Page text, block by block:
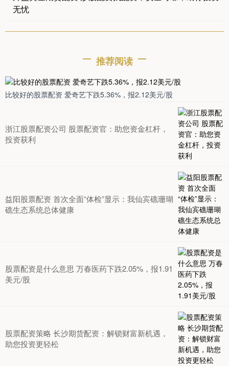
无忧
推荐阅读
比较好的股票配资 爱奇艺下跌5.36%，报2.12美元/股
浙江股票配资公司 股票配资官：助您资金杠杆，
投资获利
益阳股票配资 首次全面“体检”显示：我仙宾礁珊瑚
礁生态系统总体健康
股票配资是什么意思 万春医药下跌2.05%，报1.91
美元/股
股票配资策略 长沙期货配资：解锁财富新机遇，
助您投资更轻松